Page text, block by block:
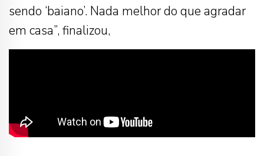
sendo ‘baiano’. Nada melhor do que agradar
em casa”, finalizou,